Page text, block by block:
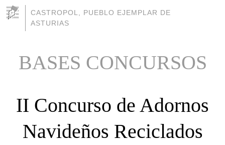
CASTROPOL, PUEBLO EJEMPLAR DE
ASTURIAS
BASES CONCURSOS
II Concurso de Adornos
Navideños Reciclados